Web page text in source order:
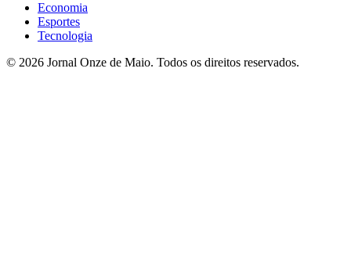
Economia
Esportes
Tecnologia
© 2026 Jornal Onze de Maio. Todos os direitos reservados.